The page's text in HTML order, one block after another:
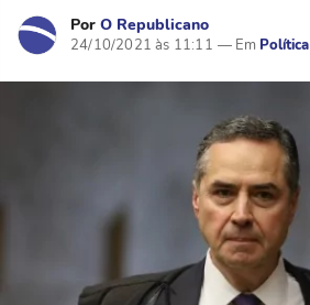
Por O Republicano
24/10/2021 às 11:11 Política